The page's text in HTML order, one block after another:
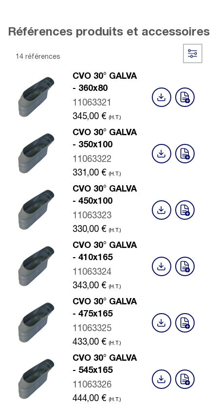
Références produits et accessoires
14 références
CVO 30° GALVA
- 360x80
11063321
345,00 € (H.T.)
CVO 30° GALVA
- 350x100
11063322
331,00 € (H.T.)
CVO 30° GALVA
- 450x100
11063323
330,00 € (H.T.)
CVO 30° GALVA
- 410x165
11063324
343,00 € (H.T.)
CVO 30° GALVA
- 475x165
11063325
433,00 € (H.T.)
CVO 30° GALVA
- 545x165
11063326
444,00 € (H.T.)